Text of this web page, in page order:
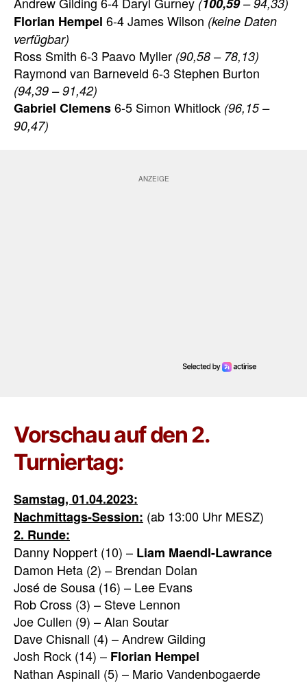
100,59
Florian Hempel 6-4 James Wilson (keine Daten
verfügbar)
Ross Smith 6-3 Paavo Myller (90,58 – 78,13)
Raymond van Barneveld 6-3 Stephen Burton
(94,39 – 91,42)
Gabriel Clemens6-5 Simon Whitlock (96,15 –
90,47)
Vorschau auf den 2.
Turniertag:
Samstag, 01.04.2023:
Nachmittags-Session: (ab 13:00 Uhr MESZ)
2. Runde:
Danny Noppert (10) – Liam Maendl-Lawrance
Damon Heta (2) – Brendan Dolan
José de Sousa (16) – Lee Evans
Rob Cross (3) – Steve Lennon
Joe Cullen (9) – Alan Soutar
Dave Chisnall (4) – Andrew Gilding
Josh Rock (14) – Florian Hempel
Nathan Aspinall (5) – Mario Vandenbogaerde